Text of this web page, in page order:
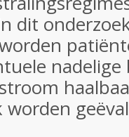
dit